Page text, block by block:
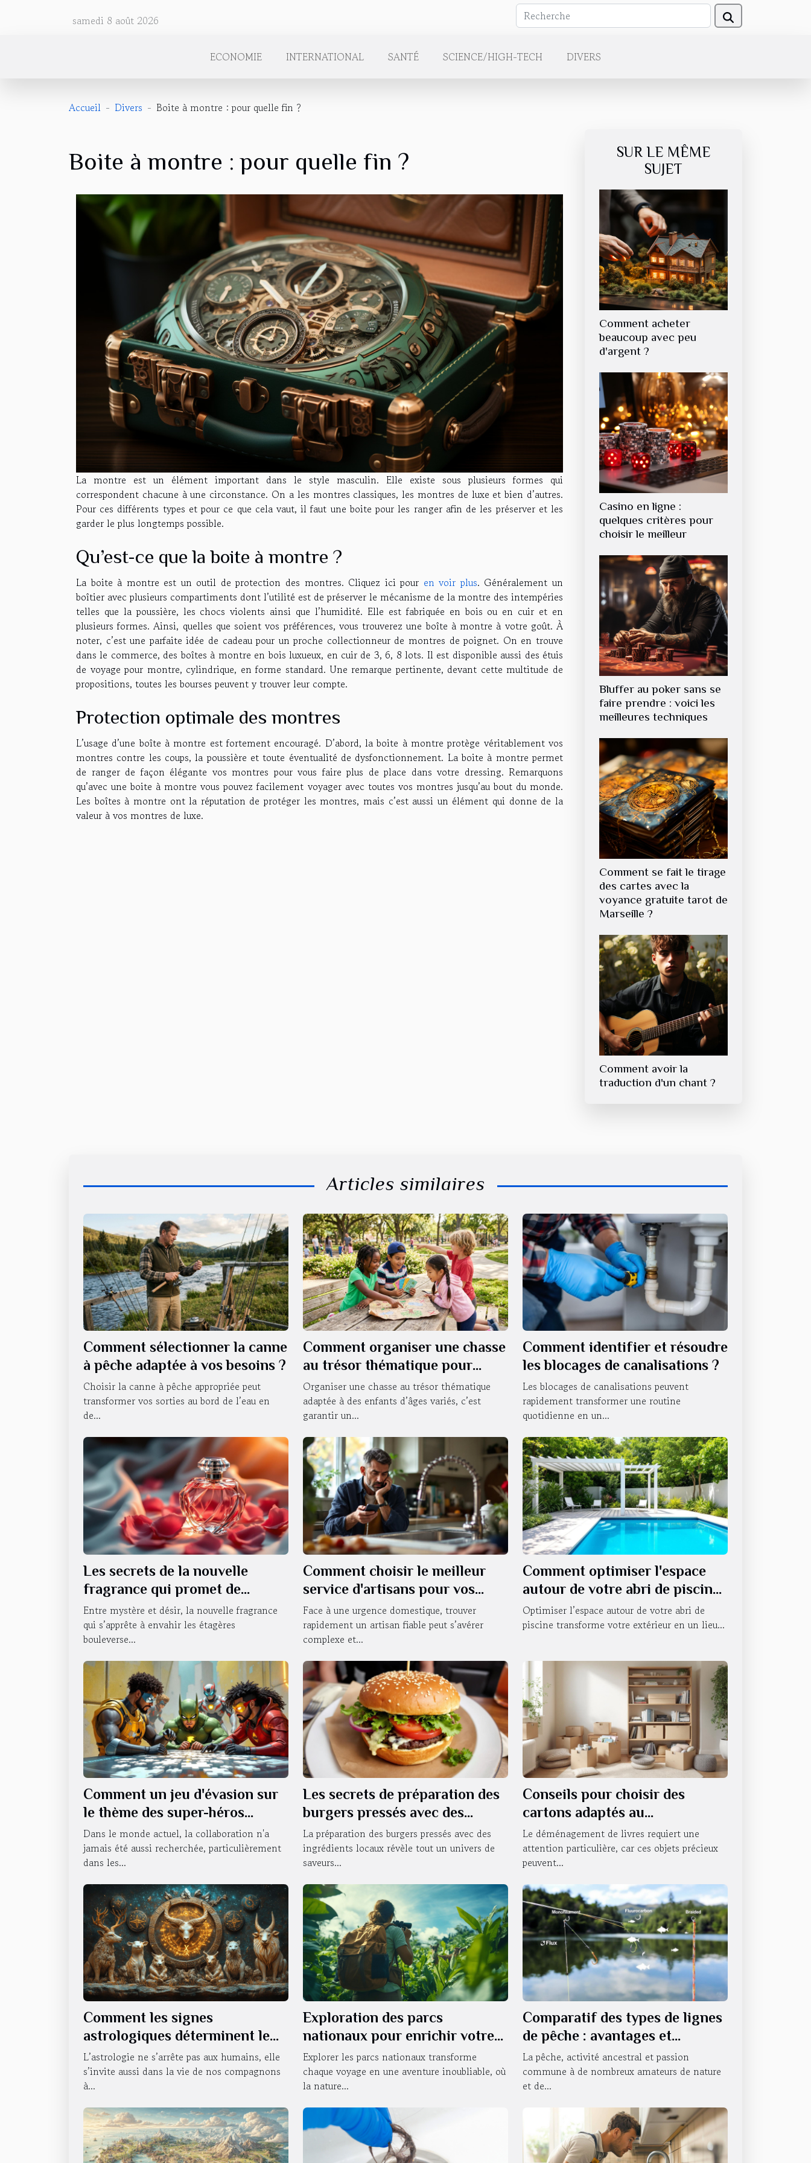
samedi 8 août 2026
ECONOMIE INTERNATIONAL SANTÉ SCIENCE/HIGH-TECH DIVERS
Accueil Divers Boite à montre : pour quelle fin ?
Boite à montre : pour quelle fin ?
La montre est un élément important dans le style masculin. Elle existe sous plusieurs formes qui
correspondent chacune à une circonstance. On a les montres classiques, les montres de luxe et bien d’autres.
Pour ces différents types et pour ce que cela vaut, il faut une boite pour les ranger afin de les préserver et les
garder le plus longtemps possible.
Qu’est-ce que la boite à montre ?
La boite à montre est un outil de protection des montres. Cliquez ici pour en voir plus. Généralement un
boîtier avec plusieurs compartiments dont l’utilité est de préserver le mécanisme de la montre des intempéries
telles que la poussière, les chocs violents ainsi que l’humidité. Elle est fabriquée en bois ou en cuir et en
plusieurs formes. Ainsi, quelles que soient vos préférences, vous trouverez une boîte à montre à votre goût. À
noter, c’est une parfaite idée de cadeau pour un proche collectionneur de montres de poignet. On en trouve
dans le commerce, des boîtes à montre en bois luxueux, en cuir de 3, 6, 8 lots. Il est disponible aussi des étuis
de voyage pour montre, cylindrique, en forme standard. Une remarque pertinente, devant cette multitude de
propositions, toutes les bourses peuvent y trouver leur compte.
Protection optimale des montres
L’usage d’une boîte à montre est fortement encouragé. D’abord, la boite à montre protège véritablement vos
montres contre les coups, la poussière et toute éventualité de dysfonctionnement. La boite à montre permet
de ranger de façon élégante vos montres pour vous faire plus de place dans votre dressing. Remarquons
qu’avec une boite à montre vous pouvez facilement voyager avec toutes vos montres jusqu’au bout du monde.
Les boîtes à montre ont la réputation de protéger les montres, mais c’est aussi un élément qui donne de la
valeur à vos montres de luxe.
SUR LE MÊME
SUJET
Comment acheter
beaucoup avec peu
d'argent ?
Casino en ligne :
quelques critères pour
choisir le meilleur
Bluffer au poker sans se
faire prendre : voici les
meilleures techniques
Comment se fait le tirage
des cartes avec la
voyance gratuite tarot de
Marseille ?
Comment avoir la
traduction d'un chant ?
Articles similaires
Comment sélectionner la canne
à pêche adaptée à vos besoins ?
Choisir la canne à pêche appropriée peut
transformer vos sorties au bord de l’eau en
de...
Comment organiser une chasse
au trésor thématique pour
enfants de différents âges ?
Organiser une chasse au trésor thématique
adaptée à des enfants d’âges variés, c’est
garantir un...
Comment identifier et résoudre
les blocages de canalisations ?
Les blocages de canalisations peuvent
rapidement transformer une routine
quotidienne en un...
Les secrets de la nouvelle
fragrance qui promet de
révolutionner la séduction
Entre mystère et désir, la nouvelle fragrance
qui s’apprête à envahir les étagères
bouleverse...
Comment choisir le meilleur
service d'artisans pour vos
urgences domestiques ?
Face à une urgence domestique, trouver
rapidement un artisan fiable peut s’avérer
complexe et...
Comment optimiser l'espace
autour de votre abri de piscine
?
Optimiser l’espace autour de votre abri de
piscine transforme votre extérieur en un lieu...
Comment un jeu d'évasion sur
le thème des super-héros
renforce le travail d'équipe ?
Dans le monde actuel, la collaboration n'a
jamais été aussi recherchée, particulièrement
dans les...
Les secrets de préparation des
burgers pressés avec des
ingrédients locaux
La préparation des burgers pressés avec des
ingrédients locaux révèle tout un univers de
saveurs...
Conseils pour choisir des
cartons adaptés au
déménagement de livres
Le déménagement de livres requiert une
attention particulière, car ces objets précieux
peuvent...
Comment les signes
astrologiques déterminent le
caractère de nos animaux
domestiques
L’astrologie ne s’arrête pas aux humains, elle
s’invite aussi dans la vie de nos compagnons
à...
Exploration des parcs
nationaux pour enrichir votre
voyage
Explorer les parcs nationaux transforme
chaque voyage en une aventure inoubliable, où
la nature...
Comparatif des types de lignes
de pêche : avantages et
utilisations
La pêche, activité ancestral et passion
commune à de nombreux amateurs de nature
et de...